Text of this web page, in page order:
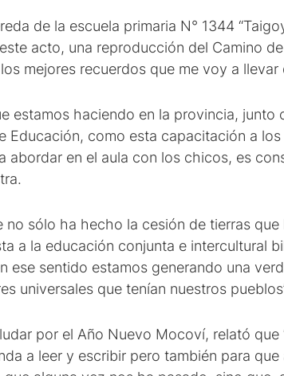
de la escuela primaria N° 1344
acto, una reproducción del Camino
mejores recuerdos que me voy a llevar
estamos haciendo en la provincia,
Educación, como esta capacitación a
abordar en el aula con los chicos, es
no sólo ha hecho la cesión de tierras
a la educación conjunta e intercultural
ese sentido estamos generando una
universales que tenían nuestros
por el Año Nuevo Mocoví, relató que
a leer y escribir pero también para